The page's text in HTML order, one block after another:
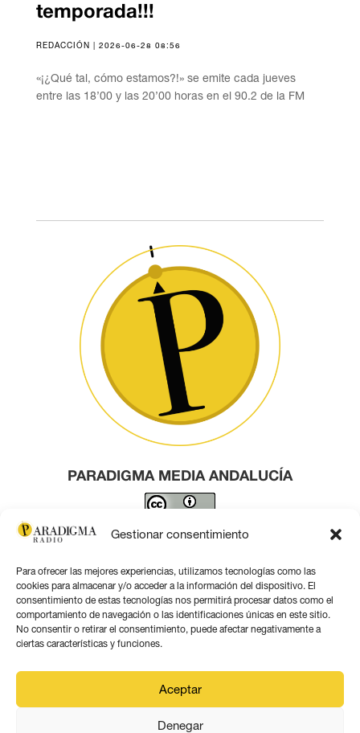
Gestionar consentimiento
Para ofrecer las mejores experiencias, utilizamos tecnologías como las
cookies para almacenar y/o acceder a la información del dispositivo. El
consentimiento de estas tecnologías nos permitirá procesar datos como el
comportamiento de navegación o las identificaciones únicas en este sitio.
No consentir o retirar el consentimiento, puede afectar negativamente a
ciertas características y funciones.
Aceptar
Denegar
temporada!!!
REDACCIÓN | 2026-06-28 08:56
«¡¿Qué tal, cómo estamos?!» se emite cada jueves
entre las 18’00 y las 20’00 horas en el 90.2 de la FM
PARADIGMA MEDIA ANDALUCÍA
Este obra está bajo una licencia de Creative Commons
Contacto por correo
Aviso legal